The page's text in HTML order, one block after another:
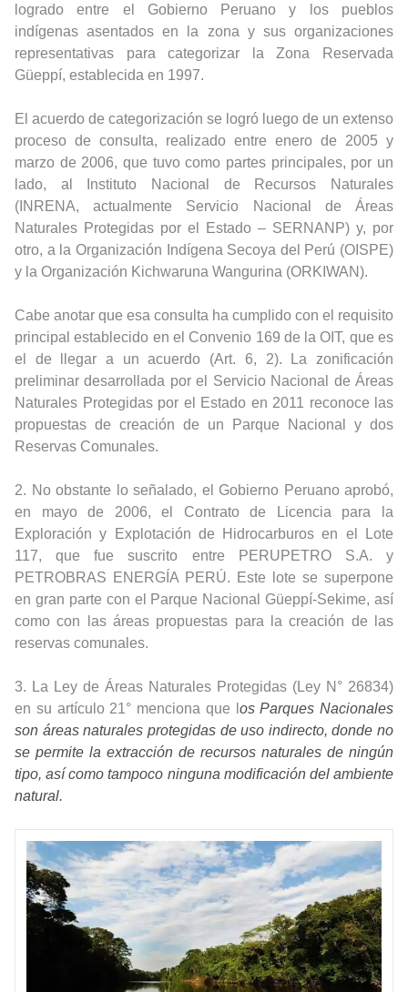
logrado entre el Gobierno Peruano y los pueblos
indígenas asentados en la zona y sus organizaciones
representativas para categorizar la Zona Reservada
Güeppí, establecida en 1997.
El acuerdo de categorización se logró luego de un extenso
proceso de consulta, realizado entre enero de 2005 y
marzo de 2006, que tuvo como partes principales, por un
lado, al Instituto Nacional de Recursos Naturales
(INRENA, actualmente Servicio Nacional de Áreas
Naturales Protegidas por el Estado – SERNANP) y, por
otro, a la Organización Indígena Secoya del Perú (OISPE)
y la Organización Kichwaruna Wangurina (ORKIWAN).
Cabe anotar que esa consulta ha cumplido con el requisito
principal establecido en el Convenio 169 de la OIT, que es
el de llegar a un acuerdo (Art. 6, 2). La zonificación
preliminar desarrollada por el Servicio Nacional de Áreas
Naturales Protegidas por el Estado en 2011 reconoce las
propuestas de creación de un Parque Nacional y dos
Reservas Comunales.
2. No obstante lo señalado, el Gobierno Peruano aprobó,
en mayo de 2006, el Contrato de Licencia para la
Exploración y Explotación de Hidrocarburos en el Lote
117, que fue suscrito entre PERUPETRO S.A. y
PETROBRAS ENERGÍA PERÚ. Este lote se superpone
en gran parte con el Parque Nacional Güeppí-Sekime, así
como con las áreas propuestas para la creación de las
reservas comunales.
3. La Ley de Áreas Naturales Protegidas (Ley N° 26834)
en su artículo 21° menciona que l os Parques Nacionales
son áreas naturales protegidas de uso indirecto, donde no
se permite la extracción de recursos naturales de ningún
tipo, así como tampoco ninguna modificación del ambiente
natural.